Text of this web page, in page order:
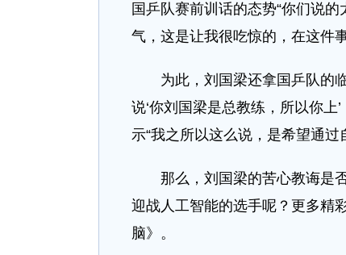
国乒队赛前训话的态势“你们说
气，这是让我很吃惊的，在这件
为此，刘国梁还拿国乒队的临
说‘你刘国梁是总教练，所以你上
示“我之所以这么说，是希望通过
那么，刘国梁的苦心教诲是否
迎战人工智能的选手呢？更多精
脑》。